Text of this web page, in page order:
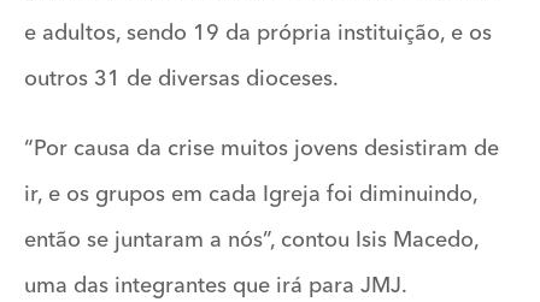
e adultos, sendo 19 da própria instituição, e os
outros 31 de diversas dioceses.
“Por causa da crise muitos jovens desistiram de
ir, e os grupos em cada Igreja foi diminuindo,
então se juntaram a nós”, contou Isis Macedo,
uma das integrantes que irá para JMJ.